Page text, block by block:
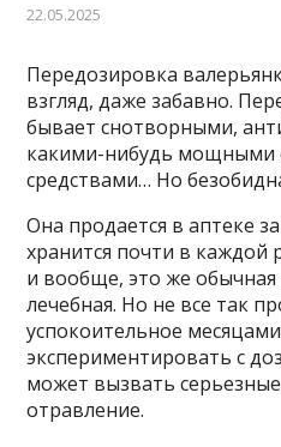
22.05.2025
Передозировка
взгляд, даже забавно.
бывает снотворными,
какими-нибудь мощными
средствами… Но
Она продается в аптеке
хранится почти в каждой
и вообще, это же обычная
лечебная. Но не все так
успокоительное
экспериментировать с
может вызвать
отравление.